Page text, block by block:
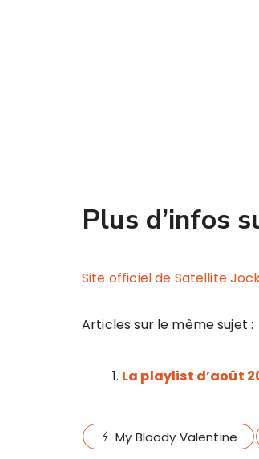
Plus d’infos
Site officiel de Satellite
Articles sur le même sujet :
La playlist d’août
My Bloody Valentine